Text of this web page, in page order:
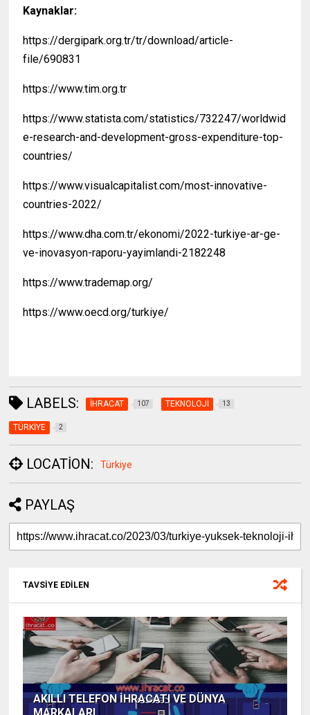
Kaynaklar:
https://dergipark.org.tr/tr/download/article-
file/690831
https://www.tim.org.tr
https://www.statista.com/statistics/732247/worldwid
e-research-and-development-gross-expenditure-top-
countries/
https://www.visualcapitalist.com/most-innovative-
countries-2022/
https://www.dha.com.tr/ekonomi/2022-turkiye-ar-ge-
ve-inovasyon-raporu-yayimlandi-2182248
https://www.trademap.org/
https://www.oecd.org/turkiye/
LABELS: İHRACAT 107 TEKNOLOJİ 13
TÜRKİYE 2
LOCATION: Türkiye
PAYLAŞ
TAVSİYE EDİLEN
AKILLI TELEFON İHRACATI VE DÜNYA